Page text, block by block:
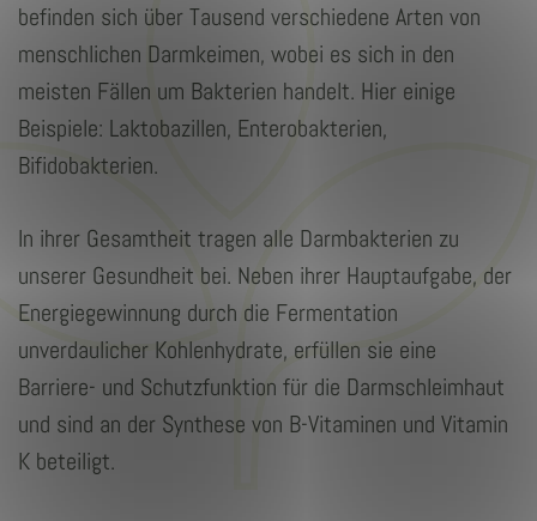
befinden sich über Tausend verschiedene Arten von
menschlichen Darmkeimen, wobei es sich in den
meisten Fällen um Bakterien handelt. Hier einige
Beispiele: Laktobazillen, Enterobakterien,
Bifidobakterien.
In ihrer Gesamtheit tragen alle Darmbakterien zu
unserer Gesundheit bei. Neben ihrer Hauptaufgabe, der
Energiegewinnung durch die Fermentation
unverdaulicher Kohlenhydrate, erfüllen sie eine
Barriere- und Schutzfunktion für die Darmschleimhaut
und sind an der Synthese von B-Vitaminen und Vitamin
K beteiligt.